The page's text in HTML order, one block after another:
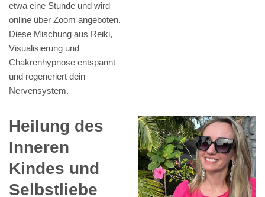
etwa eine Stunde und wird
online über Zoom angeboten.
Diese Mischung aus Reiki,
Visualisierung und
Chakrenhypnose entspannt
und regeneriert dein
Nervensystem.
Heilung des
Inneren
Kindes und
Selbstliebe